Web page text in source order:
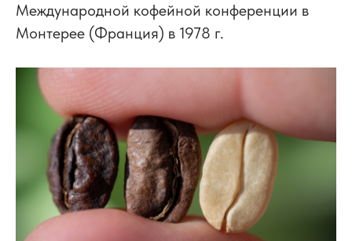
Международной кофейной конференции в
Монтерее (Франция) в 1978 г.